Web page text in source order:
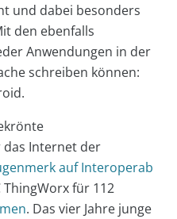
und dabei besonders
den ebenfalls
Anwendungen in der
schreiben können:
Internet der
auf Interoperab
ThingWorx für 112
. Das vier Jahre junge